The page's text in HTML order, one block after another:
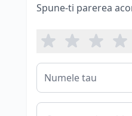
Spune-ti parerea